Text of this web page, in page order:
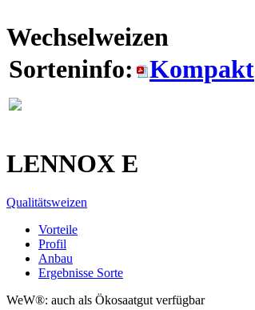
Wechselweizen
Sorteninfo:
Kompakt
LENNOX E
Qualitätsweizen
Vorteile
Profil
Anbau
Ergebnisse Sorte
WeW®: auch als Ökosaatgut verfügbar